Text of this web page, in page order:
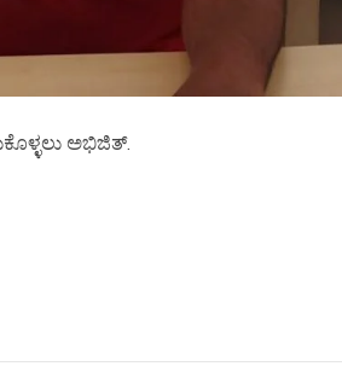
ಅಭಿಜಿತ್.